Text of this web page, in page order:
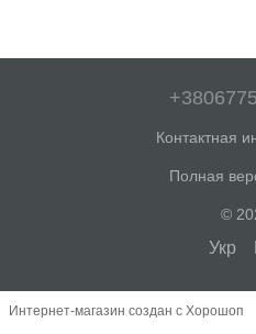
Контактная
Полная
©
Укр
Интернет-магазин создан с Хорошоп